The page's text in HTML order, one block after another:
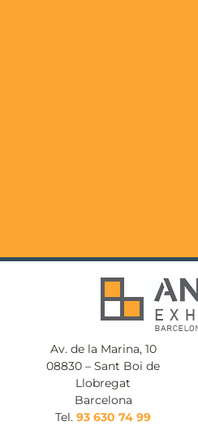
Av. de la Marina, 10
08830 – Sant Boi de
Llobregat
Barcelona
Tel. 93 630 74 99